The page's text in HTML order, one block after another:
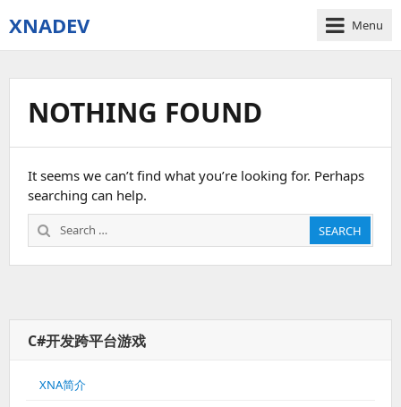
XNADEV Menu
NOTHING FOUND
It seems we can’t find what you’re looking for. Perhaps
searching can help.
Search
for:
SEARCH
C#开发跨平台游戏
XNA简介